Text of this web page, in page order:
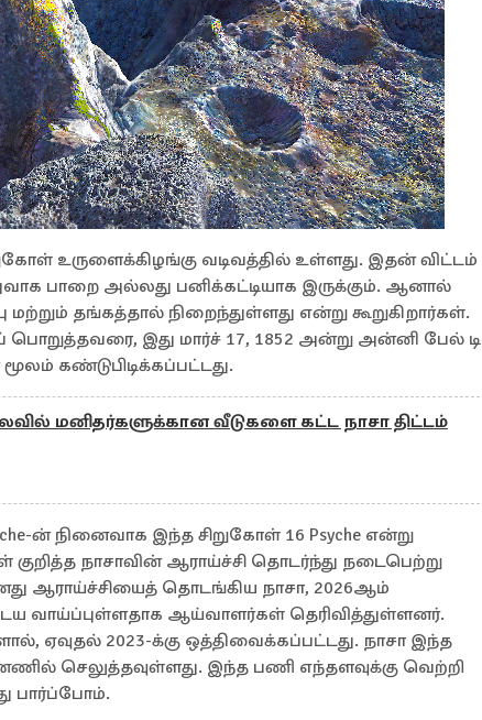
உருளைக்கிழங்கு வடிவத்தில் உள்ளது. இதன் விட்டம்
பாறை அல்லது பனிக்கட்டியாக இருக்கும். ஆனால்
மற்றும் தங்கத்தால் நிறைந்துள்ளது என்று கூறுகிறார்கள்.
இது மார்ச் 17, 1852 அன்று அன்னி பேல் டி
கண்டுபிடிக்கப்பட்டது.
மனிதர்களுக்கான வீடுகளை கட்ட நாசா திட்டம்
ன் நினைவாக இந்த சிறுகோள் 16 Psyche என்று
குறித்த நாசாவின் ஆராய்ச்சி தொடர்ந்து நடைபெற்று
ஆராய்ச்சியைத் தொடங்கிய நாசா, 2026ஆம்
வாய்ப்புள்ளதாக ஆய்வாளர்கள் தெரிவித்துள்ளனர்.
ஏவுதல் 2023-க்கு ஒத்திவைக்கப்பட்டது. நாசா இந்த
செலுத்தவுள்ளது. இந்த பணி எந்தளவுக்கு வெற்றி
பார்ப்போம்.